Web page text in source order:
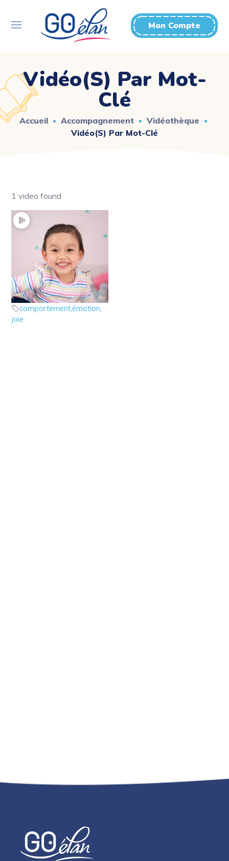
Mon Compte
Vidéo(s) Par Mot-
Clé
Accueil Accompagnement
Vidéothèque
Vidéo(s) Par Mot-Clé
1 video found
5 – Les émotions : la
joie
les émotions
comportement,émotion,
joie